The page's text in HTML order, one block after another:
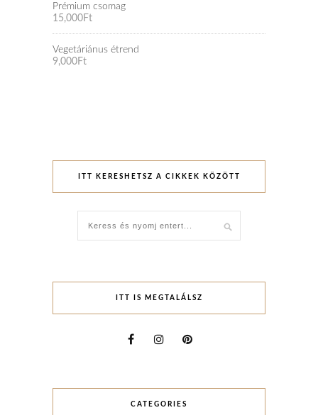
Prémium csomag
15,000Ft
Vegetáriánus étrend
9,000Ft
ITT KERESHETSZ A CIKKEK KÖZÖTT
ITT IS MEGTALÁLSZ
CATEGORIES